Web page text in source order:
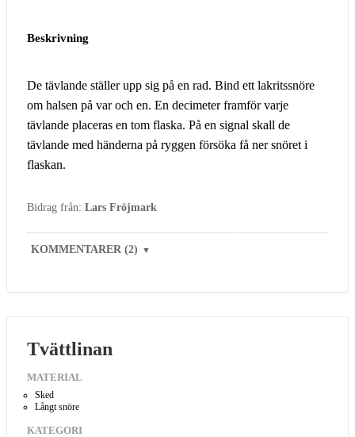
Beskrivning
De tävlande ställer upp sig på en rad. Bind ett lakritssnöre
om halsen på var och en. En decimeter framför varje
tävlande placeras en tom flaska. På en signal skall de
tävlande med händerna på ryggen försöka få ner snöret i
flaskan.
Bidrag från: Lars Fröjmark
KOMMENTARER (2) ▼
Tvättlinan
MATERIAL
Sked
Långt snöre
KATEGORI